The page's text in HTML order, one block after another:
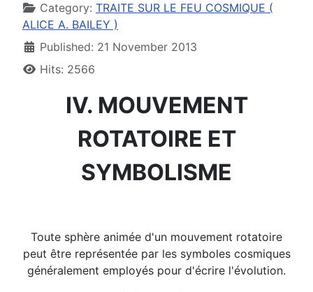
Category: TRAITE SUR LE FEU COSMIQUE (
ALICE A. BAILEY )
Published: 21 November 2013
Hits: 2566
IV. MOUVEMENT
ROTATOIRE ET
SYMBOLISME
Toute sphère animée d'un mouvement rotatoire
peut être représentée par les symboles cosmiques
généralement employés pour d'écrire l'évolution.